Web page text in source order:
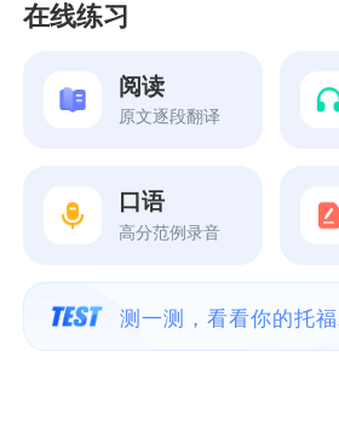
在线练习
阅读
原文逐段翻译
口语
高分范例录音
测一测，看看你的托